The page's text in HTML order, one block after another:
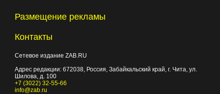
Размещение рекламы
Контакты
Сетевое издание ZAB.RU
Адрес редакции: 672038 , Россия, Забайкальский край, г. Чита ул.
Шилова, д. 100
+7 (3022) 32-55-66
info@zab.ru